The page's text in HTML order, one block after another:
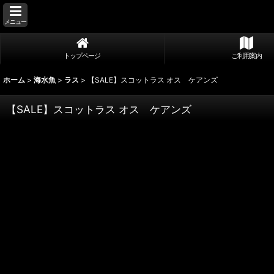
メニュー
トップページ ご利用案内
ホーム > 海水魚 > ラス > 【SALE】スコットラス オス ケアンズ
【SALE】スコットラス オス ケアンズ